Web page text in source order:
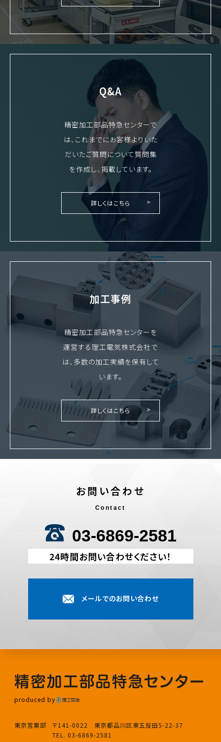
Q&A
精密加工部品特急センターで
は、これまでにお客様よりいた
だいたご質問について質問集
を作成し、掲載しています。
詳しくはこちら
加工事例
精密加工部品特急センターを
運営する理工電気株式会社で
は、多数の加工実績を保有して
います。
詳しくはこちら
お問い合わせ
Contact
03-6869-2581
24時間お問い合わせください！
メールでのお問い合わせ
produced by
東京営業部
〒141-0022 東京都品川区東五反田5-22-37
TEL. 03-6869-2581